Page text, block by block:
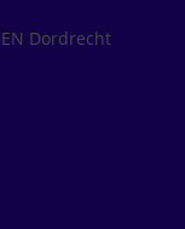
Dordrecht